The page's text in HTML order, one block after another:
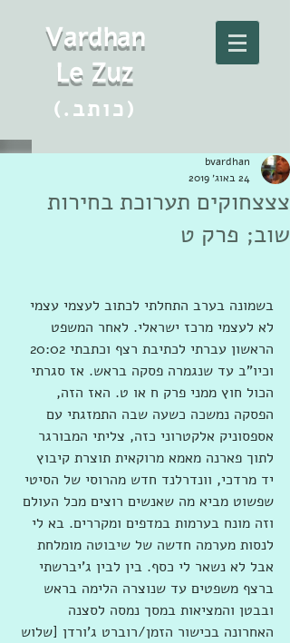
Vardhan
Le Zuz
(.כותב)
צצצחוקים תערוכת בחירות
שוב; פרק ט
bvardhan
24 באוג׳ 2019
בשמונה בערב התחלתי לכתוב לעצמי עצמי
לא לעצמי מרכז ישראלי. לאחר המשפט
וכיו"ב עד שנגמרה פסקה בראש. אז סגרתי
הכול חוץ ממני פרק ח או ט. האז הזה,
הפסקה נמשכה כשעה שבה התמזגתי עם
אספסוניק אלקטרוני כזה, צליתי המבורגר
לתוך פארנה מאמא מרוקאית תוצרת קיבוץ
יד מרדכי, וונדרלנד חדש מהרוסי של הסיטי
שפשוט מביא מה שאנשים רוצים מכל העולם
וזה מונח בערמות במדפים ומקררים. בא לי
לנסות מערמה חדשה של שיבוטה מומלחת
אבל לא נשאר לי כסף. בין לבין ג'יברשתי
ברצף משפטים עד שנוצרה הלימה בראש
ובבטן והמציאות במסך נמסה לסצנה
האחרונה בכישור הזמן/רוברט ג'ורדן [שלוש